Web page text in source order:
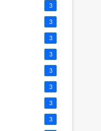
3
3
3
3
3
3
3
3